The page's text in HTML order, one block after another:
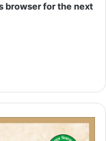
browser for the next